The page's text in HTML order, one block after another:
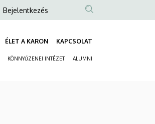
Anonim
fiók
menüje
Bejelentkezés
ÉLET A KARON KAPCSOLAT
KÖNNYŰZENEI INTÉZET ALUMNI